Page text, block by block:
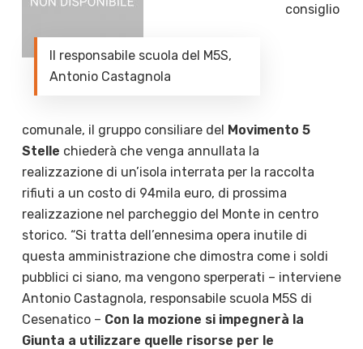
Il responsabile scuola del M5S,
Antonio Castagnola
consiglio
comunale, il gruppo consiliare del Movimento 5
Stelle chiederà che venga annullata la
realizzazione di un’isola interrata per la raccolta
rifiuti a un costo di 94mila euro, di prossima
realizzazione nel parcheggio del Monte in centro
storico. “Si tratta dell’ennesima opera inutile di
questa amministrazione che dimostra come i soldi
pubblici ci siano, ma vengono sperperati – interviene
Antonio Castagnola, responsabile scuola M5S di
Cesenatico – Con la mozione si impegnerà la
Giunta a utilizzare quelle risorse per le